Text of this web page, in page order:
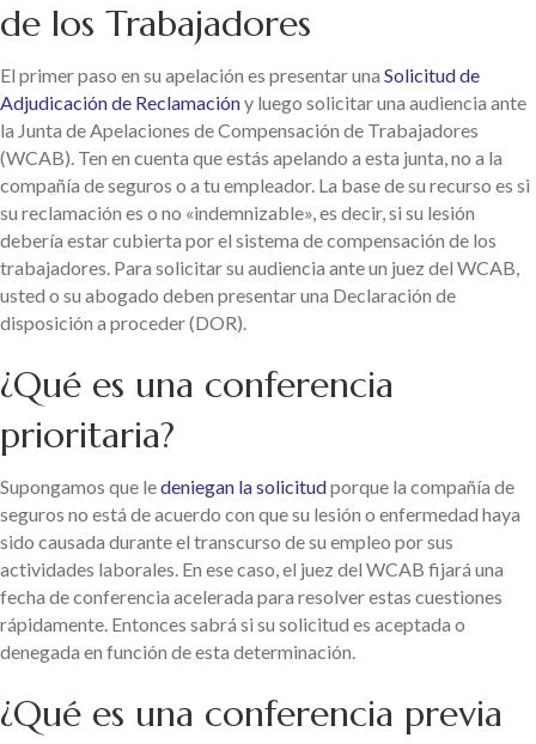
de los Trabajadores
El primer paso en su apelación es presentar una Solicitud de
Adjudicación de Reclamacióny luego solicitar una audiencia ante
la Junta de Apelaciones de Compensación de Trabajadores
(WCAB). Ten en cuenta que estás apelando a esta junta, no a la
compañía de seguros o a tu empleador. La base de su recurso es si
su reclamación es o no «indemnizable», es decir, si su lesión
debería estar cubierta por el sistema de compensación de los
trabajadores. Para solicitar su audiencia ante un juez del WCAB,
usted o su abogado deben presentar una Declaración de
disposición a proceder (DOR).
¿Qué es una conferencia
prioritaria?
Supongamos que ledeniegan la solicitudporque la compañía de
seguros no está de acuerdo con que su lesión o enfermedad haya
sido causada durante el transcurso de su empleo por sus
actividades laborales. En ese caso, el juez del WCAB fijará una
fecha de conferencia acelerada para resolver estas cuestiones
rápidamente. Entonces sabrá si su solicitud es aceptada o
denegada en función de esta determinación.
¿Qué es una conferencia previa